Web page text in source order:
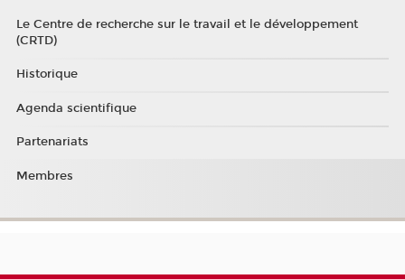
Le Centre de recherche sur le travail et le développement
(CRTD)
Historique
Agenda scientifique
Partenariats
Membres